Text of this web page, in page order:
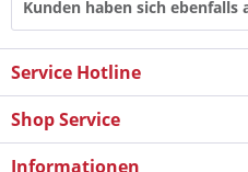
Kunden haben sich ebenfalls
Service Hotline
Shop Service
Informationen